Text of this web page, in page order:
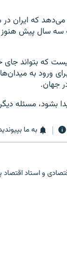
که ایران در
سال پیش هنوز
که بتواند جای
ورود به
جهان.
بشود، مسئله
به ما
و استاد